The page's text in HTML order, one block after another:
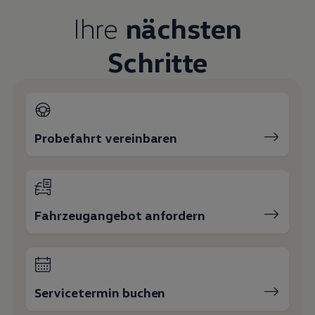
Lifestyle
Transport
Familie
Elektromobilität
Volkswagen R
Ihre nächsten
Schritte
Probefahrt vereinbaren
Fahrzeugangebot anfordern
Servicetermin buchen